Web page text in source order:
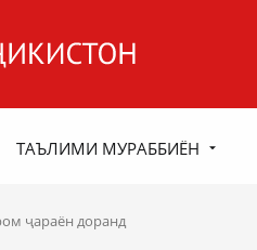
ТАЪЛИМИ МУРАББИЁН
ҷараён доранд